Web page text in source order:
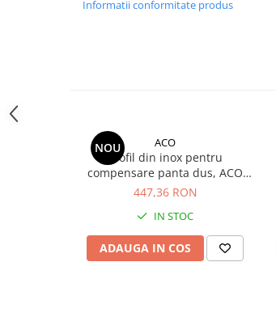
Sape
De Egalizare
Grunduri si Amorse
Pentru Pregatirea Suprafetei
Pentru Tencuieli Decorative
Informatii conformitate produs
NOU ACO
Profil din inox pentru
compensare panta dus, ACO
ShowerStep, stanga, lungime
mat
447,36 RON
IN STOC
ADAUGA IN COS